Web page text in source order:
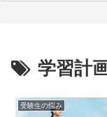
学習計
受験生の悩み